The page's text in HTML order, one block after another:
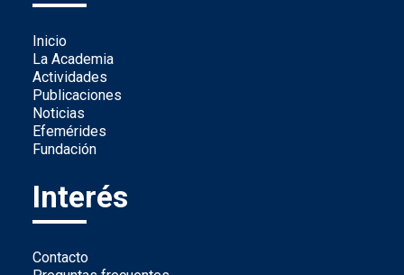
Inicio
La Academia
Actividades
Publicaciones
Noticias
Efemérides
Fundación
Interés
Contacto